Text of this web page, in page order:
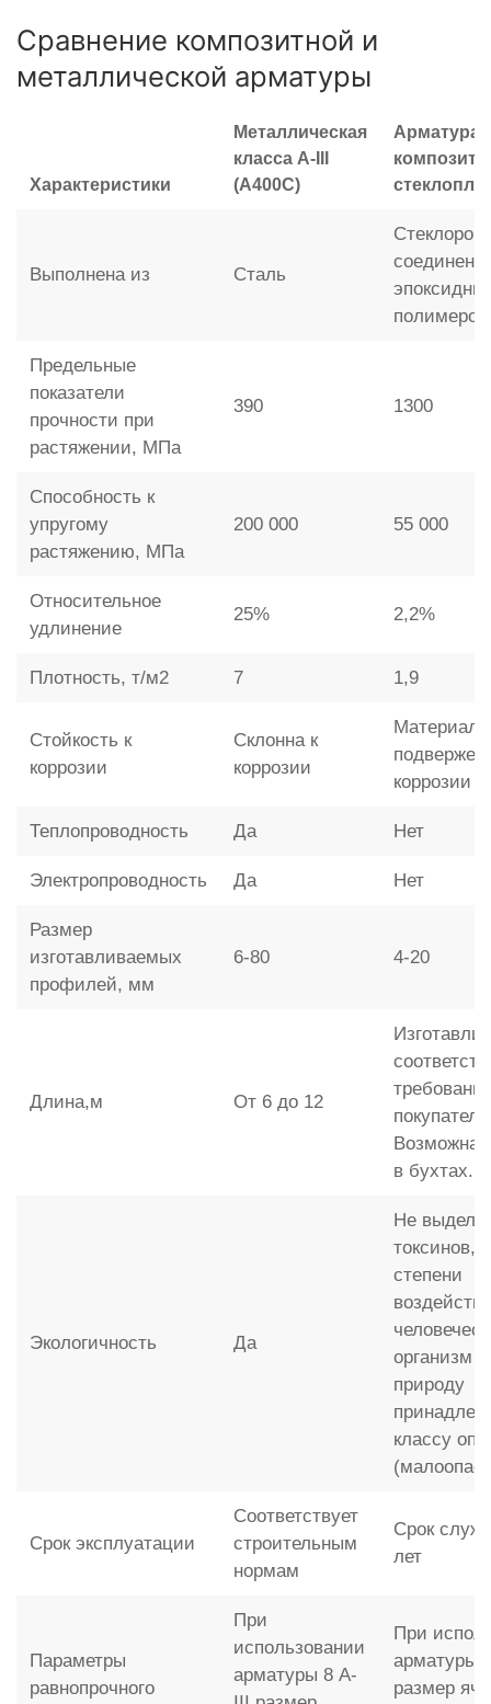
Сравнение композитной и
металлической арматуры
Характеристики
Металлическая
класса A-III
(А400С)
Арматура
Выполнена из Сталь
полимером
Предельные
показатели
прочности при
растяжении, МПа
390 1300
Способность к
упругому
растяжению, МПа
200 000 55 000
Относительное
удлинение
25% 2,2%
Плотность, т/м2 7 1,9
Стойкость к
коррозии
Склонна к
коррозии
Материал
подвержен
коррозии
Теплопроводность Да Нет
Электропроводность Да Нет
Размер
изготавливаемых
профилей, мм
6-80 4-20
Длина,м От 6 до 12
Возможна
в бухтах.
Экологичность Да
Не
токсинов,
степени
организм и
природу
классу
Срок эксплуатации
Соответствует
строительным
нормам
Срок
лет
Параметры
равнопрочного
При
использовании
арматуры 8 A-
При
арматуры
размер